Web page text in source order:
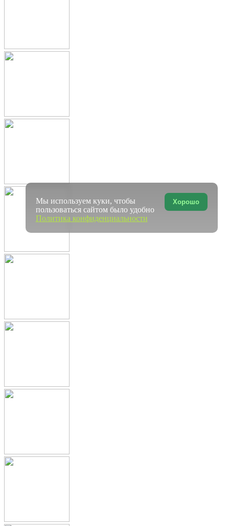
Хорошо
Мы используем куки, чтобы
пользоваться сайтом было удобно
Политика конфиденциальности